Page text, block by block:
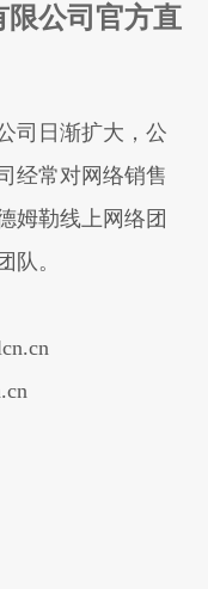
公司官方直
司日渐扩大，公
经常对网络销售
姆勒线上网络团
队。